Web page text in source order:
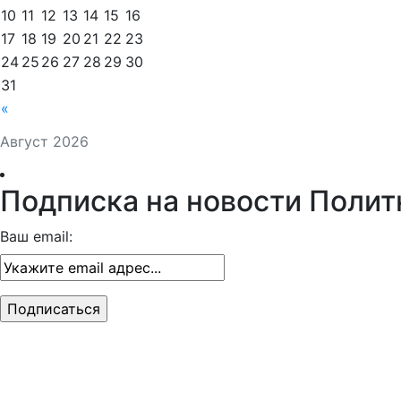
Август 2026
«
10 11 12 13 14 15 16
17 18 19 20 21 22 23
24 25 26 27 28 29 30
31
Подписка на новости
Ваш email: